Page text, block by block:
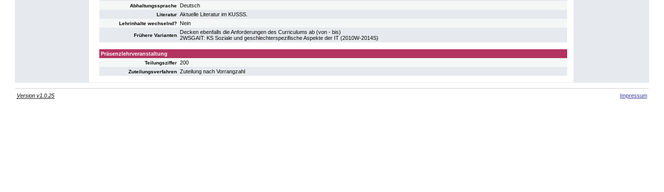
Abhaltungssprache Deutsch
Literatur Aktuelle Literatur im KUSSS.
Lehrinhalte wechselnd? Nein
Frühere Varianten
Decken ebenfalls die Anforderungen des Curriculums ab (von - bis)
2WSGAIT: KS Soziale und geschlechterspezifische Aspekte der IT (2010W-2014S)
Präsenzlehrveranstaltung
Teilungsziffer 200
Zuteilungsverfahren Zuteilung nach Vorrangzahl
Version v1.0.25 Impressum